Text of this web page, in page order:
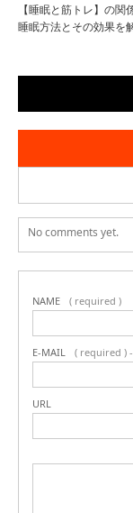
【睡眠と筋トレ】の関
睡眠方法とその効果を
No comments yet.
NAME ( required )
E-MAIL ( required )
URL